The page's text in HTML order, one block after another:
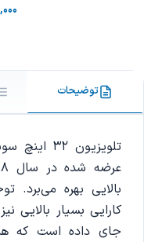
توضیحات
بالایی بهره
کارایی بسیار بالایی
جای داده است که